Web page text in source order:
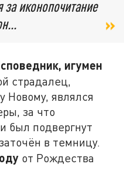
за иконопочитание
игумен
страдалец,
Новому, являлся
за что
был подвергнут
в темницу.
от Рождества